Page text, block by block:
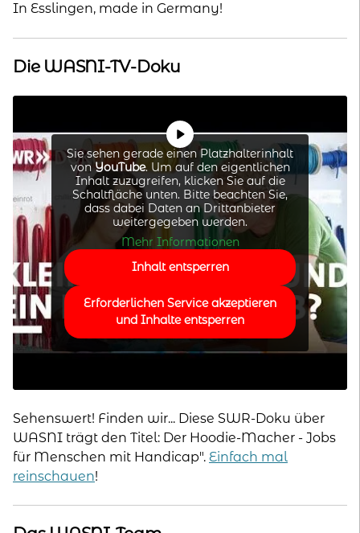
In Esslingen, made in Germany!
Die WASNI-TV-Doku
Sie sehen gerade einen Platzhalterinhalt
vonYouTube. Um auf den eigentlichen
Inhalt zuzugreifen, klicken Sie auf die
Schaltfläche unten. Bitte beachten Sie,
dass dabei Daten an Drittanbieter
weitergegeben werden.
Mehr Informationen
Inhalt entsperren
Erforderlichen Service akzeptieren
und Inhalte entsperren
Sehenswert! Finden wir... Diese SWR-Doku über
WASNI trägt den Titel: Der Hoodie-Macher - Jobs
für Menschen mit Handicap". Einfach mal
reinschauen!